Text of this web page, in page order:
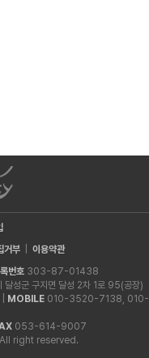
거부
이용약관
번호 303-87-01438
달성군 구지면 달성 2차 1로 95(공장)
MOBILE010-3520-7138, 010-
053-614-9007
right reserved.